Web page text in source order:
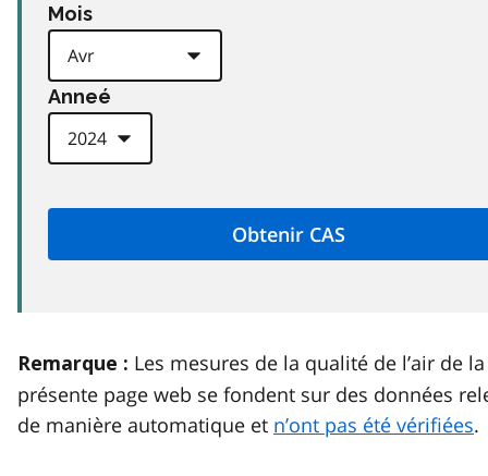
Mois
Anneé
Remarque : Les mesures de la qualité de l’air de la
présente page web se fondent sur des données
de manière automatique et n’ont pas été vérifiées.